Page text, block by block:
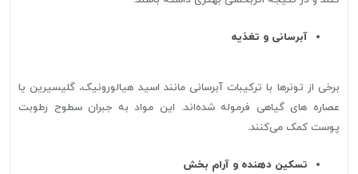
آبرسانی و تغذیه
برخی از تونرها با ترکیبات آبرسانی مانند اسید هیالورونیک، گلیسیرین یا
عصاره های گیاهی فرموله شده‌اند. این مواد به جبران سطوح رطوبت
پوست کمک می‌کنند.
تسکین دهنده و آرام بخش